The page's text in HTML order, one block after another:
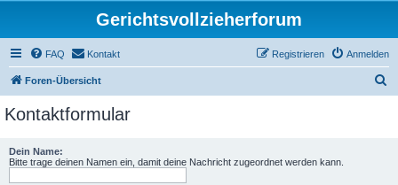
Gerichtsvollzieherforum
FAQ Kontakt Anmelden
Registrieren
Foren-Übersicht
Kontaktformular
Dein Name:
Bitte trage deinen Namen ein, damit deine Nachricht zugeordnet werden kann.